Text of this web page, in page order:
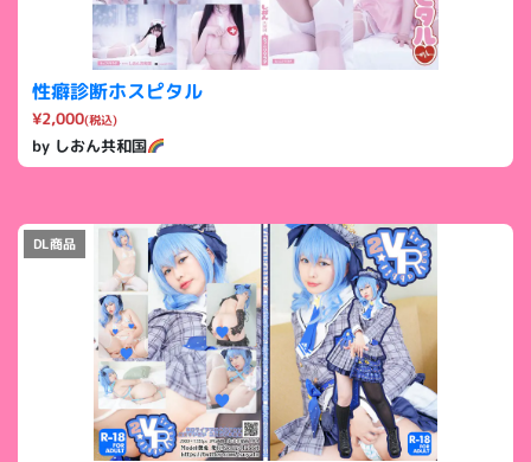
性癖診断ホスピタル
¥2,000(税込)
by しおん共和国
DL商品